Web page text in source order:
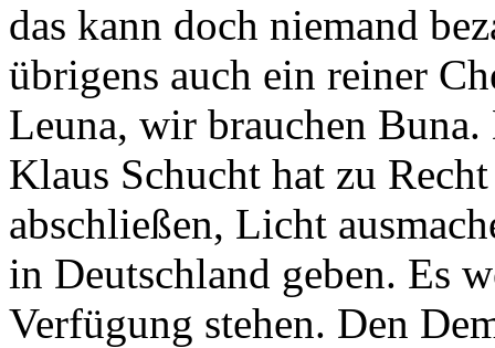
das kann doch niemand
übrigens auch ein reiner
Leuna, wir brauchen
Klaus Schucht hat zu
abschließen, Licht
in Deutschland geben. Es
Verfügung stehen. Den